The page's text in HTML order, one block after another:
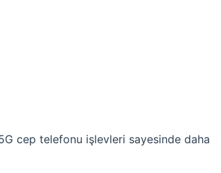
cep telefonu işlevleri sayesinde daha